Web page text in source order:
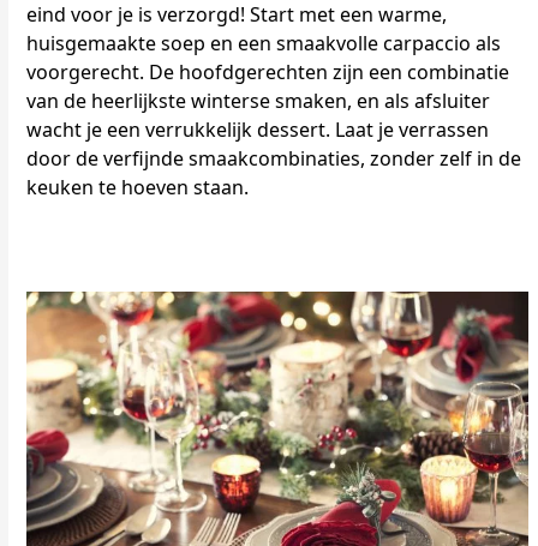
eind voor je is verzorgd! Start met een warme,
huisgemaakte soep en een smaakvolle carpaccio als
voorgerecht. De hoofdgerechten zijn een combinatie
van de heerlijkste winterse smaken, en als afsluiter
wacht je een verrukkelijk dessert. Laat je verrassen
door de verfijnde smaakcombinaties, zonder zelf in de
keuken te hoeven staan.